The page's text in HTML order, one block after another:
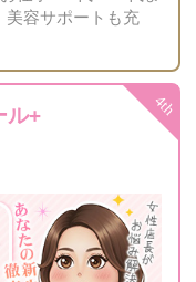
美容サポートも充
ル+